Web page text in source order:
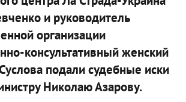
и руководитель
организации
консультативный женский
подали судебные иски
Николаю Азарову.